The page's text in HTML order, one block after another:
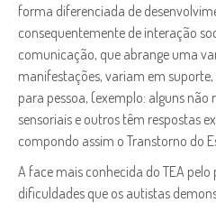
forma diferenciada de
consequentemente de interação
comunicação, que abrange uma
manifestações, variam em suporte,
para pessoa, (exemplo: alguns
sensoriais e outros têm respostas
compondo assim o Transtorno do
A face mais conhecida do TEA
dificuldades que os autistas